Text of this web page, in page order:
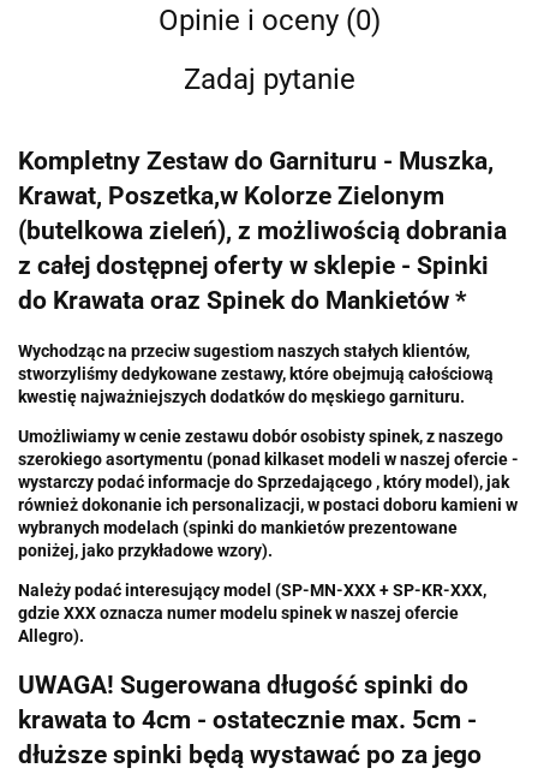
Opinie i oceny (0)
Zadaj pytanie
Kompletny Zestaw do Garnituru - Muszka,
Krawat, Poszetka,w Kolorze Zielonym
(butelkowa zieleń), z możliwością dobrania
z całej dostępnej oferty w sklepie - Spinki
do Krawata oraz Spinek do Mankietów *
Wychodząc na przeciw sugestiom naszych stałych klientów,
stworzyliśmy dedykowane zestawy, które obejmują całościową
kwestię najważniejszych dodatków do męskiego garnituru.
Umożliwiamy w cenie zestawu dobór osobisty spinek, z naszego
szerokiego asortymentu (ponad kilkaset modeli w naszej ofercie -
wystarczy podać informacje do Sprzedającego , który model), jak
również dokonanie ich personalizacji, w postaci doboru kamieni w
wybranych modelach (spinki do mankietów prezentowane
poniżej, jako przykładowe wzory).
Należy podać interesujący model (SP-MN-XXX + SP-KR-XXX,
gdzie XXX oznacza numer modelu spinek w naszej ofercie
Allegro).
UWAGA! Sugerowana długość spinki do
krawata to 4cm - ostatecznie max. 5cm -
dłuższe spinki będą wystawać po za jego